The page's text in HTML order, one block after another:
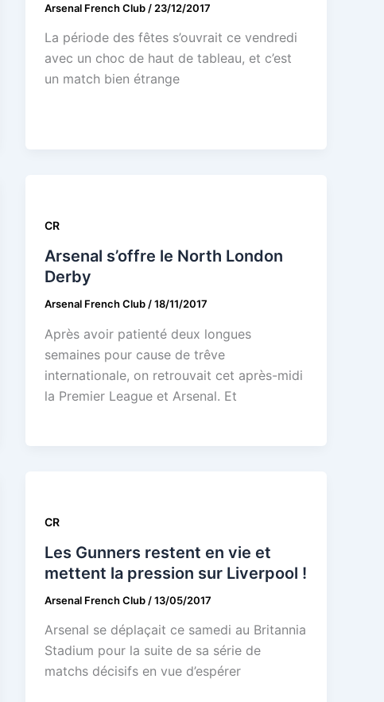
Arsenal French Club / 23/12/2017
La période des fêtes s’ouvrait ce vendredi
avec un choc de haut de tableau, et c’est
un match bien étrange
CR
Arsenal s’offre le North London
Derby
Arsenal French Club /18/11/2017
Après avoir patienté deux longues
semaines pour cause de trêve
internationale, on retrouvait cet après-midi
la Premier League et Arsenal. Et
CR
Les Gunners restent en vie et
mettent la pression sur Liverpool !
Arsenal French Club /13/05/2017
Arsenal se déplaçait ce samedi au Britannia
Stadium pour la suite de sa série de
matchs décisifs en vue d’espérer